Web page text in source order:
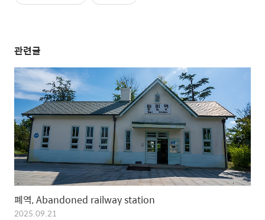
관련글
폐역, Abandoned railway station
2025.09.21